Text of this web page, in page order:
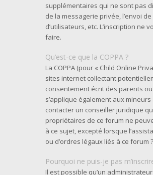
supplémentaires qui ne sont pas
de la messagerie privée, l’envoi
d’utilisateurs, etc. L’inscription ne
faire.
Qu’est-ce que la COPPA ?
La COPPA (pour « Child Online
sites internet collectant
consentement écrit des parents
s’applique également aux
contacter un conseiller juridique
propriétaires de ce forum ne
à ce sujet, excepté lorsque
ou d’ordres légaux liés à ce forum
Pourquoi ne puis-je pas
Il est possible qu’un